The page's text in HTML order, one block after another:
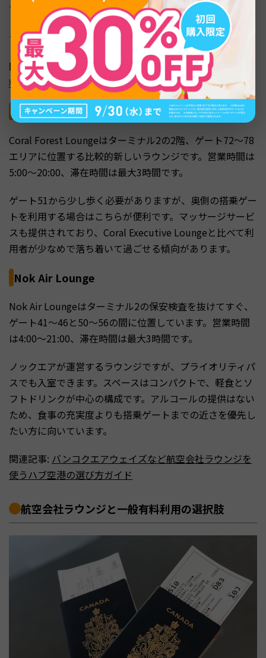
イト前にひと息つきたい方に評判の高いラウンジです。生
ビールも無料で、座席もゆとりのある構成になっていま
す。
関連記事:羽田空港のラウンジ全まとめ｜ターミナル別の
料金・利用条件を徹底解説
The Coral Forest Lounge
Coral Forest Loungeはターミナル2の2階、ゲート72〜78
エリアに位置する比較的新しいラウンジです。営業時間は
5:00〜20:00、滞在時間は最大3時間です。
ゲート51から少し歩く必要がありますが、奥側の搭乗ゲー
トを利用する場合はこちらが便利です。マッサージサービ
スも提供されており、Coral Executive Loungeと比べて利
用者が少なめで落ち着いて過ごせる傾向があります。
Nok Air Lounge
Nok Air Loungeはターミナル2の保安検査を抜けてすぐ、
ゲート41〜46と50〜56の間に位置しています。営業時間
は4:00〜21:00、滞在時間は最大3時間です。
ノックエアが運営するラウンジですが、プライオリティパ
スでも入室できます。スペースはコンパクトで、軽食とソ
フトドリンクが中心の構成です。アルコールの提供はない
ため、食事の充実度よりも搭乗ゲートまでの近さを優先し
たい方に向いています。
関連記事: バンコクエアウェイズなど航空会社ラウンジを
使うハブ空港の選び方ガイド
航空会社ラウンジと一般有料利用の選択肢